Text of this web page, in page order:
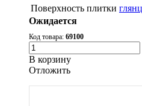
Поверхность плитки
Ожидается
Код товара: 69100
В корзину
Oтложить